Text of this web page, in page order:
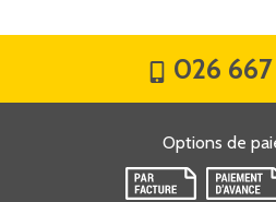
026
Options de